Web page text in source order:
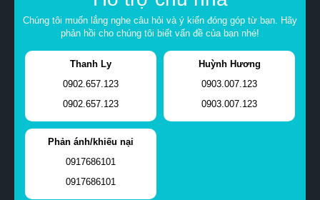
Chúng tôi muốn lắng nghe câu hỏi và ý kiến đóng góp từ bạn. Hãy
phản hồi cho chúng tôi biết vấn đề của bạn nhé!
Thanh Ly
0902.657.123
0902.657.123
Huỳnh Hương
0903.007.123
0903.007.123
Phản ánh/khiếu nại
0917686101
0917686101